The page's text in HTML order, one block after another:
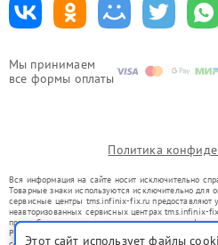
Мы принимаем
все формы оплаты
Политика
Вся информация на сайте носит исключительно
Товарные знаки используются исключительно для
сервисные центры tms.infinix-fix.ru предоставляют
неавторизованных сервисных центрах tms.infinix-
правообладателями товарных знаков или их
Ремонт осуществляется для устройств, уже
Этот сайт использует файлы